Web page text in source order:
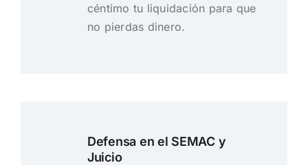
céntimo tu liquidación para que
no pierdas dinero.
Defensa en el SEMAC y
Juicio